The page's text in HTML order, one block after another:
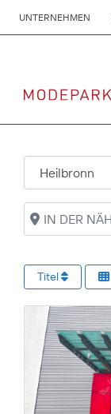
UNTERNEHMEN
ORT
IN DER NÄHE
Titel